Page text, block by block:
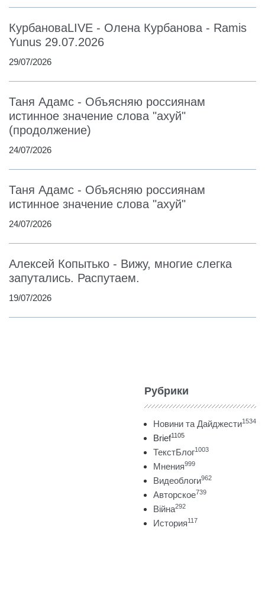
КурбановаLIVE - Олена Курбанова - Ramis
Yunus 29.07.2026
29/07/2026
Таня Адамс - Объясняю россиянам
истинное значение слова "ахуй"
(продолжение)
24/07/2026
Таня Адамс - Объясняю россиянам
истинное значение слова "ахуй"
24/07/2026
Алексей Копытько - Вижу, многие слегка
запутались. Распутаем.
19/07/2026
Рубрики
Новини та Дайджести1534
Brief1105
ТекстБлог1003
Мнения999
Видеоблоги962
Авторское739
Війна292
История117